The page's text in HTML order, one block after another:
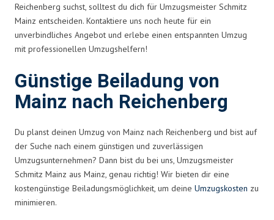
Reichenberg suchst, solltest du dich für Umzugsmeister Schmitz
Mainz entscheiden. Kontaktiere uns noch heute für ein
unverbindliches Angebot und erlebe einen entspannten Umzug
mit professionellen Umzugshelfern!
Günstige Beiladung von
Mainz nach Reichenberg
Du planst deinen Umzug von Mainz nach Reichenberg und bist auf
der Suche nach einem günstigen und zuverlässigen
Umzugsunternehmen? Dann bist du bei uns, Umzugsmeister
Schmitz Mainz aus Mainz, genau richtig! Wir bieten dir eine
kostengünstige Beiladungsmöglichkeit, um deine Umzugskosten zu
minimieren.